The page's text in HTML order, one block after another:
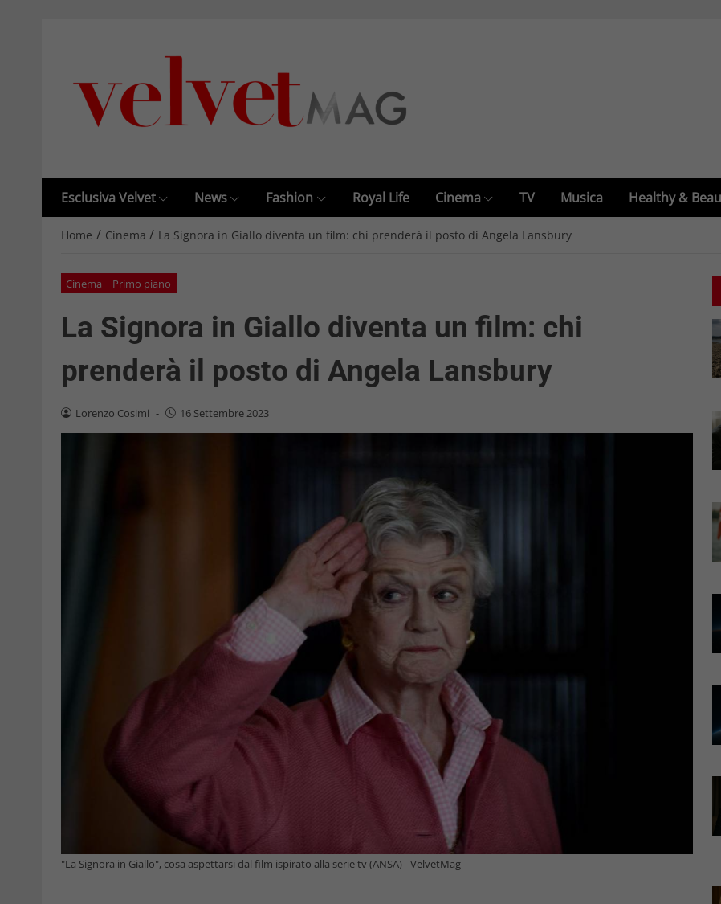
Esclusiva Velvet News Fashion Royal Life Cinema TV Musica Healthy &
Home / Cinema / La Signora in Giallo diventa un film: chi prenderà il posto di Angela Lansbury
Cinema Primo piano
La Signora in Giallo diventa un film: chi
prenderà il posto di Angela Lansbury
Lorenzo Cosimi - 16 Settembre 2023
"La Signora in Giallo", cosa aspettarsi dal film ispirato alla serie tv (ANSA) - VelvetMag